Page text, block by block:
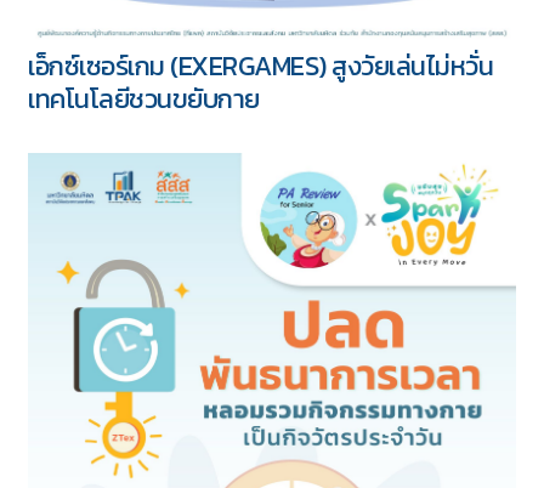
เอ็กซ์เซอร์เกม (EXERGAMES) สูงวัยเล่นไม่หวั่น
เทคโนโลยีชวนขยับกาย